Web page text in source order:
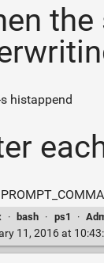
histappend
· bash · ps1 ·
11, 2016 at